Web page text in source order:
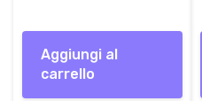
Aggiungi al
carrello